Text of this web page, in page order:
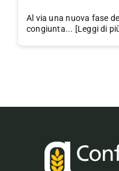
Al via una nuova fase
congiunta... [Leggi di